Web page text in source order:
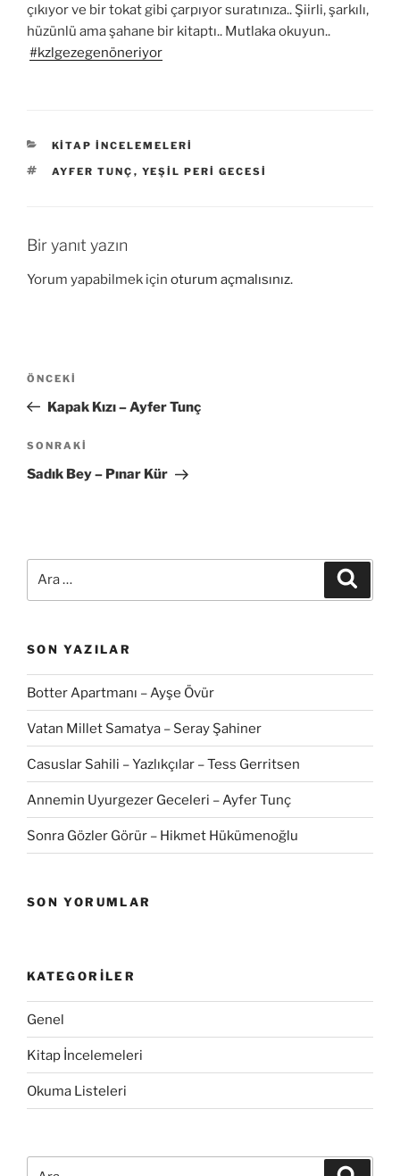
çıkıyor ve bir tokat gibi çarpıyor suratınıza.. Şiirli, şarkılı,
hüzünlü ama şahane bir kitaptı.. Mutlaka okuyun..
#kzlgezegenöneriyor
KATEGORILER
KITAP İNCELEMELERI
ETIKETLER
AYFER TUNÇ , YEŞIL PERI GECESI
Bir yanıt yazın
Yorum yapabilmek için oturum açmalısınız.
Yazı
Önceki
Yazı
ÖNCEKI
Kapak Kızı – Ayfer Tunç
Sonraki
Yazı
SONRAKI
Sadık Bey – Pınar Kür
SON YAZILAR
Botter Apartmanı – Ayşe Övür
Vatan Millet Samatya – Seray Şahiner
Casuslar Sahili – Yazlıkçılar – Tess Gerritsen
Annemin Uyurgezer Geceleri – Ayfer Tunç
Sonra Gözler Görür – Hikmet Hükümenoğlu
SON YORUMLAR
KATEGORILER
Genel
Kitap İncelemeleri
Okuma Listeleri